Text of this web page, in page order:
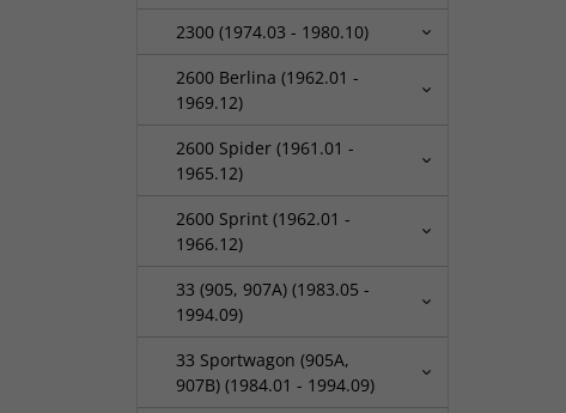
2300 (1974.03 - 1980.10)
2600 Berlina (1962.01 -
1969.12)
2600 Spider (1961.01 -
1965.12)
2600 Sprint (1962.01 -
1966.12)
33 (905, 907A) (1983.05 -
1994.09)
33 Sportwagon (905A,
907B) (1984.01 - 1994.09)